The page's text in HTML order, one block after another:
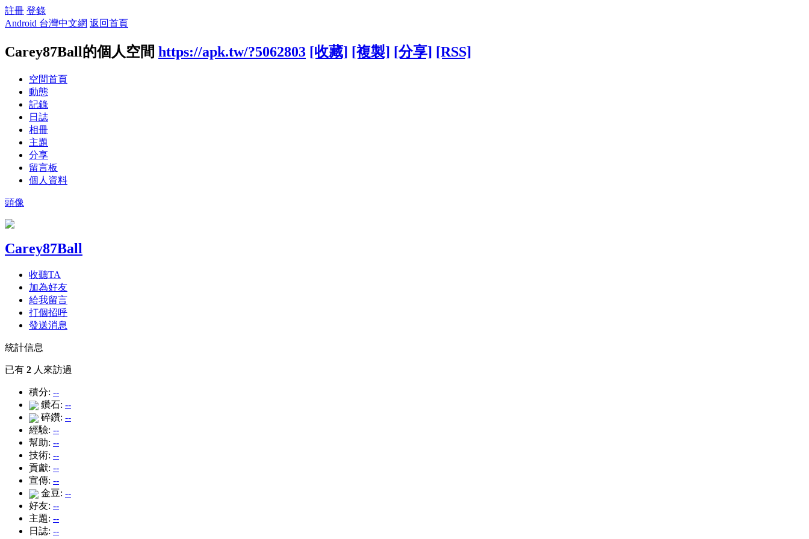
註冊 登錄
Android 台灣中文網 返回首頁
Carey87Ball的個人空間 https://apk.tw/?5062803 [收藏] [複製] [分享] [RSS]
空間首頁
動態
記錄
日誌
相冊
主題
分享
留言板
個人資料
頭像
Carey87Ball
收聽TA
加為好友
給我留言
打個招呼
發送消息
統計信息
已有 2 人來訪過
積分: --
鑽石: --
碎鑽: --
經驗: --
幫助: --
技術: --
貢獻: --
宣傳: --
金豆: --
好友: --
主題: --
日誌: --